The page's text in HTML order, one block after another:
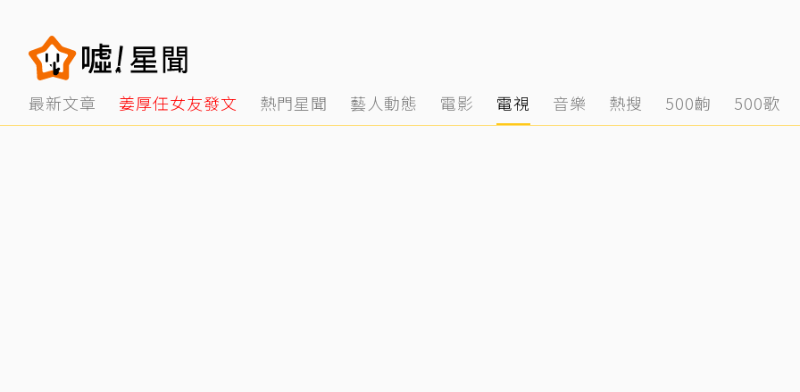
最新文章 姜厚任女友發文 熱門星聞 藝人動態 電影 電視 音樂 熱搜 500齣 500歌